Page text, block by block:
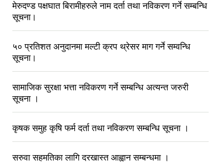
मेरुदण्ड पक्षघात बिरामीहरुले नाम दर्ता तथा नविकरण गर्ने सम्बन्धि
सूचना।
५० प्रतिशत अनुदानमा मल्टी क्रप थ्रेसर माग गर्ने सम्वन्धि
सूचना।
सामाजिक सुरक्षा भत्ता नविकरण गर्ने सम्बन्धि अत्यन्त जरुरी
सूचना ।
कृषक समुह कृषि फर्म दर्ता तथा नविकरण सम्बन्धि सूचना ।
सरुवा सहमतिका लागि दरखास्त आह्वान सम्बन्धमा ।